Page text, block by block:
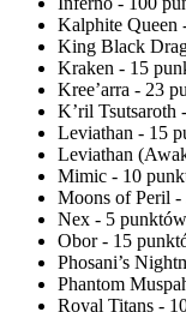
Kalphite Queen
King Black
Kraken - 15
Kree’arra - 23
K’ril Tsutsaroth
Leviathan - 15
Leviathan
Mimic - 10
Moons of Peril -
Nex - 5
Obor - 15
Phosani’s
Phantom
Royal Titans -